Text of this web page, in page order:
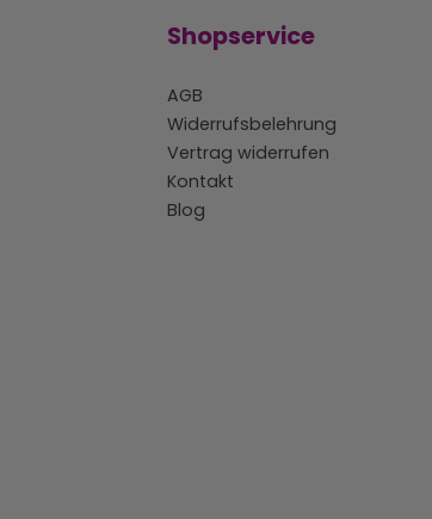
Shopservice
AGB
Widerrufsbelehrung
Vertrag widerrufen
Kontakt
Blog